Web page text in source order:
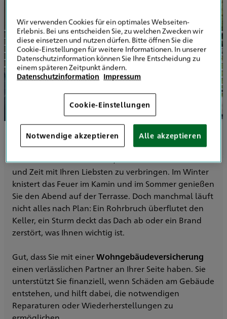
Zu Hause ist der Ort, an dem Sie ankommen. Nach
einem langen Arbeitstag freuen Sie sich darauf, die
Tür hinter sich zu schließen, die Schuhe auszuziehen
und Zeit mit Ihren Liebsten zu verbringen. Im Winter
knistert das Feuer im Kamin und im Sommer genießen
Sie den Abend auf der Terrasse. Doch manchmal läuft
nicht alles nach Plan: Ein Rohrbruch überflutet den
Keller, ein Sturm deckt das Dach ab oder ein Brand
zerstört, was Ihnen wichtig ist.
Gut, dass Sie mit einerWohngebäudeversicherung
einen verlässlichen Partner an Ihrer Seite haben. Sie
unterstützt Sie finanziell, wenn Schäden am Gebäude
entstehen, und hilft dabei, die notwendigen
Reparaturen oder Wiederherstellungen zu
Wir verwenden Cookies für ein optimales Webseiten-
Erlebnis. Bei uns entscheiden Sie, zu welchen Zwecken wir
diese einsetzen und nutzen dürfen. Bitte öffnen Sie die
Cookie-Einstellungen für weitere Informationen. In unserer
Datenschutzinformation können Sie Ihre Entscheidung zu
einem späteren Zeitpunkt ändern.
Datenschutzinformation Impressum
Cookie-Einstellungen
Notwendige akzeptieren Alle akzeptieren